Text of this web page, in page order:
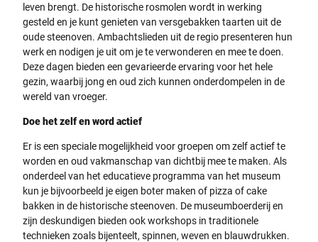
leven brengt. De historische rosmolen wordt in werking
gesteld en je kunt genieten van versgebakken taarten uit de
oude steenoven. Ambachtslieden uit de regio presenteren hun
werk en nodigen je uit om je te verwonderen en mee te doen.
Deze dagen bieden een gevarieerde ervaring voor het hele
gezin, waarbij jong en oud zich kunnen onderdompelen in de
wereld van vroeger.
Doe het zelf en word actief
Er is een speciale mogelijkheid voor groepen om zelf actief te
worden en oud vakmanschap van dichtbij mee te maken. Als
onderdeel van het educatieve programma van het museum
kun je bijvoorbeeld je eigen boter maken of pizza of cake
bakken in de historische steenoven. De museumboerderij en
zijn deskundigen bieden ook workshops in traditionele
technieken zoals bijenteelt, spinnen, weven en blauwdrukken.